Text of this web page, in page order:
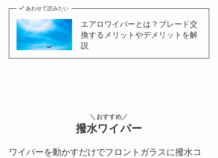
あわせて読みたい
エアロワイパーとは？ブレード交
換するメリットやデメリットを解
説
＼おすすめ／
撥水ワイパー
ワイパーを動かすだけでフロントガラスに撥水コ